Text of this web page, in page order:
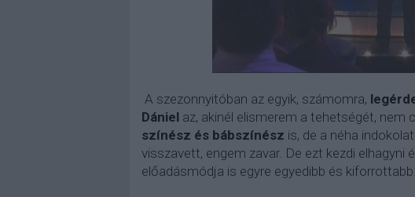
A szezonnyitóban az egyik, számomra,
Dánielaz, akinél elismerem a tehetségét, nem
színész és bábszínész is, de a néha
visszavett, engem zavar. De ezt kezdi elhagyni
előadásmódja is egyre egyedibb és kiforrottabb.